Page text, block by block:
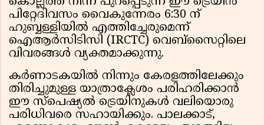
പിറ്റേദിവസം വൈകുന്നേരം 6:30 ന്
ഹുബ്ബള്ളിയിൽ എത്തിച്ചേരുമെന്ന്
ഐആർസിടിസി (IRCTC) വെബ്സൈറ്റിലെ
വിവരങ്ങൾ വ്യക്തമാക്കുന്നു.
കർണാടകയിൽ നിന്നും കേരളത്തിലേക്കും
തിരിച്ചുമുള്ള യാത്രാക്ലേശം പരിഹരിക്കാൻ
ഈ സ്പെഷ്യൽ ട്രെയിനുകൾ വലിയൊരു
പരിധിവരെ സഹായിക്കും. പാലക്കാട്,